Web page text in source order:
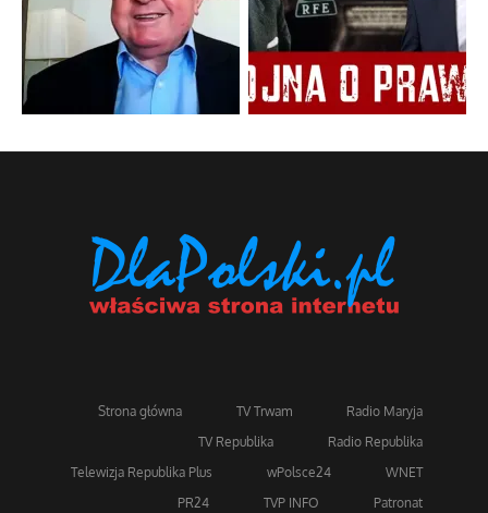
Strona główna TV Trwam
Radio Maryja
TV Republika
Radio Republika
Telewizja Republika Plus
wPolsce24
WNET
PR24
TVP INFO Patronat